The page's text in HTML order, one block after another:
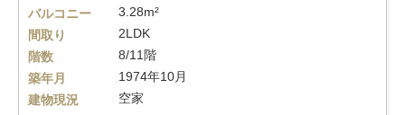
バルコニー
3.28m²
間取り
2LDK
階数
8/11階
築年月
1974年10月
建物現況
空家